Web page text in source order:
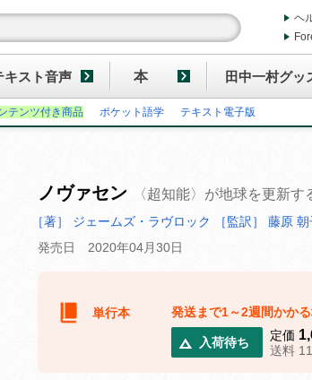
ヘ
キスト音声 本 田中一村グッ
テンツ付き商品 ポケット語学 テキスト電子版
ノヴァセン 〈超知能〉が地球を更新す
［著］ ジェームズ・ラヴロック ［監訳］ 藤原 朝
発売日 2020年04月30日
単行本 発送まで1～2週間かかる
入荷待ち 定価
送料